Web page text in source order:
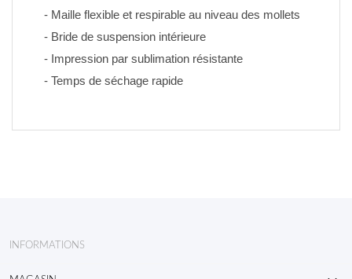
- Maille flexible et respirable au niveau des mollets
- Bride de suspension intérieure
- Impression par sublimation résistante
- Temps de séchage rapide
INFORMATIONS